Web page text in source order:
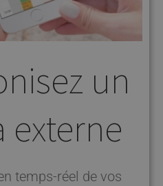
un
externe
temps-réel de vos